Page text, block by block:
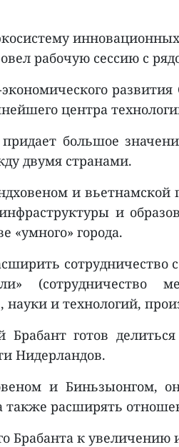
рабочую сессию с
центра
большое
двумя странами.
и
и
«умного» города.
(сотрудничество
и технологий,
Брабант готов
Нидерландов.
и Биньзыонгом,
также расширять
к